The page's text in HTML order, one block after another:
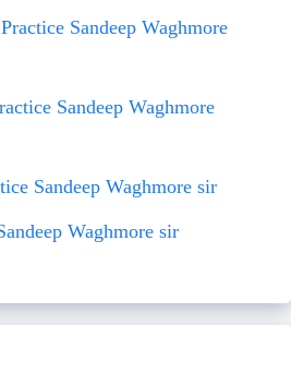
Sandeep Waghmore
Sandeep Waghmore
Sandeep Waghmore sir
Waghmore sir